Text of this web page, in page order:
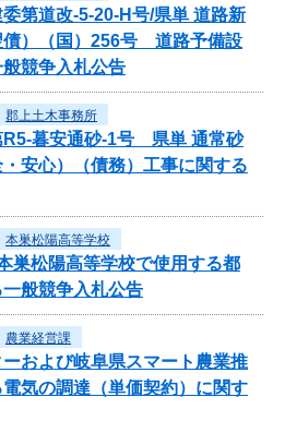
委第道改-5-20-H号/県単 道路新
債）（国）256号 道路予備設
競争入札公告
郡上土木事務所
R5-暮安通砂-1号 県単 通常砂
安心）（債務）工事に関する
本巣松陽高等学校
松陽高等学校で使用する都
般競争入札公告
農業経営課
および岐阜県スマート農業推
気の調達（単価契約）に関す